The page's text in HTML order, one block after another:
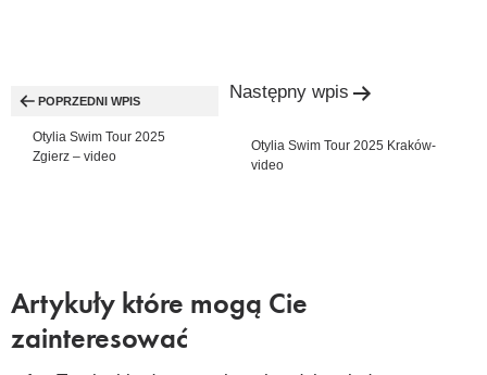
wpisu
POPRZEDNI WPIS
Otylia Swim Tour 2025
Zgierz – video
Następny wpis
Otylia Swim Tour 2025 Kraków-
video
Artykuły które mogą Cie
zainteresować